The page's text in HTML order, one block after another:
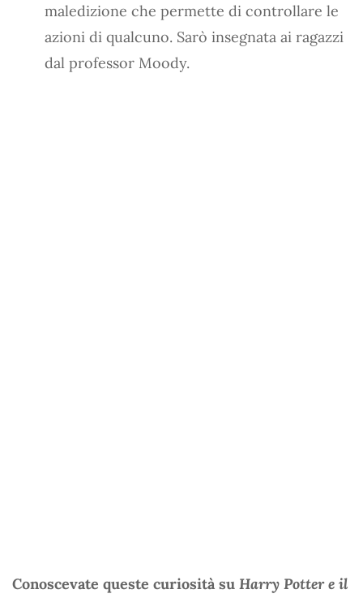
maledizione che permette di controllare le
azioni di qualcuno. Sarò insegnata ai ragazzi
dal professor Moody.
Conoscevate queste curiosità su Harry Potter e il